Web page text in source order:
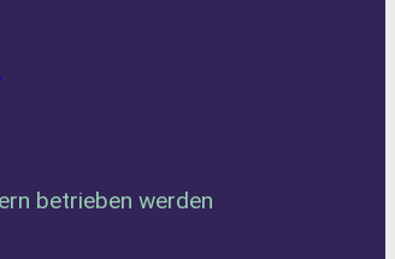
betrieben werden